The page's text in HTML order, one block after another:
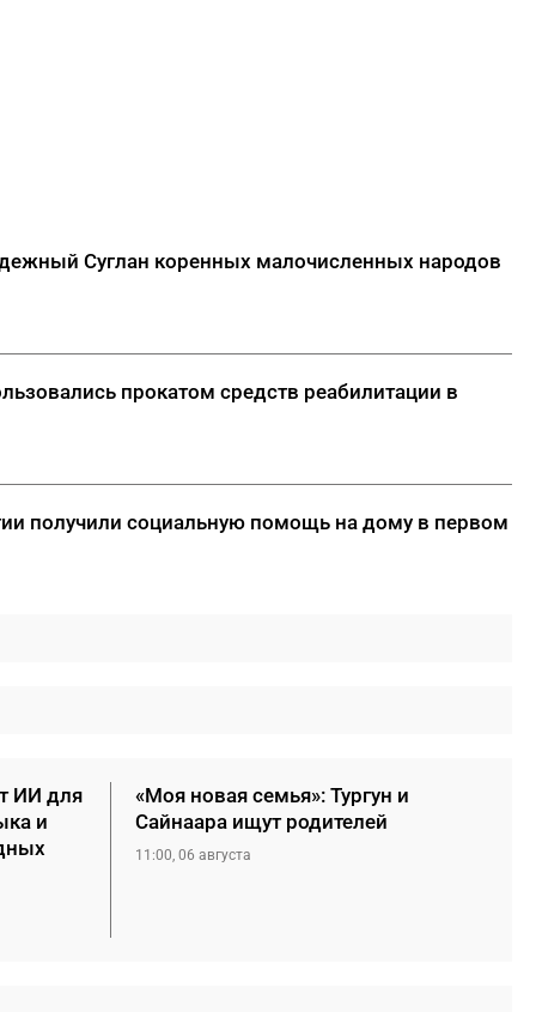
Суглан коренных малочисленных народов
прокатом средств реабилитации в
получили социальную помощь на дому в первом
ИИ для
и
«Моя новая семья»: Тургун и
Сайнаара ищут родителей
11:00, 06 августа